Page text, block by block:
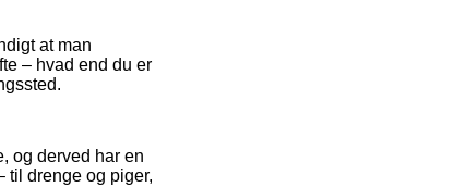
at man
– hvad end du er
og derved har en
til drenge og piger,